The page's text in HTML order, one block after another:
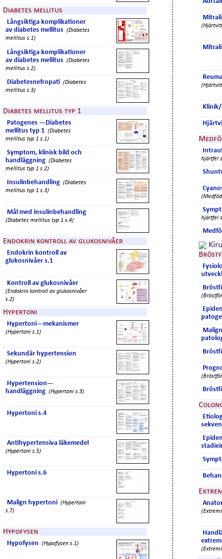
Diabetes mellitus
Långsiktiga komplikationer
av diabetes mellitus (Diabetes
mellitus s.1)
Långsiktiga komplikationer
av diabetes mellitus (Diabetes
mellitus s.2)
Diabetesnefropati (Diabetes
mellitus s.3)
Diabetes mellitus typ 1
Patogenes —Diabetes
mellitus typ 1 (Diabetes
mellitus typ 1 s.1)
Symptom, klinisk bild och
handläggning (Diabetes
mellitus typ 1 s.2)
Insulinbehandling (Diabetes
mellitus typ 1 s.3)
Mål med insulinbehandling
(Diabetes mellitus typ 1 s.4)
Endokrin kontroll av glukosnivåer
Endokrin kontroll av
glukosnivåer s.1
Kontroll av glukosnivåer
(Endokrin kontroll av glukosnivåer
s.2)
Hypertoni
Hypertoni—mekanismer
(Hypertoni s.1)
Sekundär hypertension
(Hypertoni s.2)
Hypertension—
handläggning (Hypertoni s.3)
Hypertoni s.4
Antihypertensiva läkemedel
(Hypertoni s.5)
Hypertoni s.6
Malign hypertoni (Hypertoni
s.7)
Hypofysen
Hypofysen (Hypofysen s.1)
hjärtfel
hjärtfel